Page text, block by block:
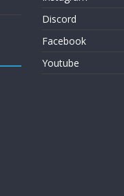
Discord
Facebook
Youtube